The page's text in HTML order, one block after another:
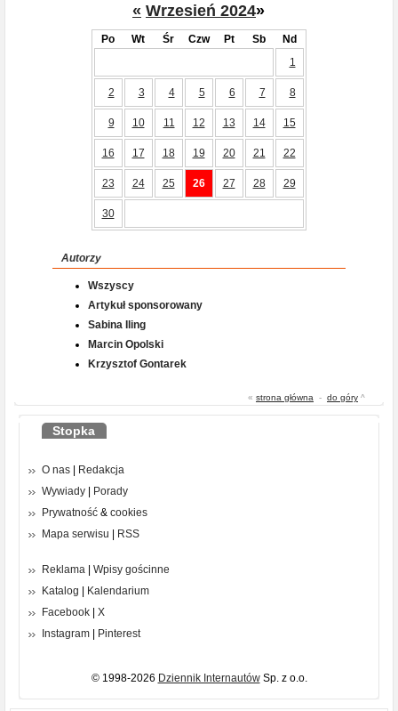
« Wrzesień 2024»
Po Wt Śr Czw Pt Sb
Nd
1
2 3 4 5 6 7 8
9 10 11 12 13 14 15
16 17 18 19 20 21 22
23 24 25 26 27 28 29
30
Autorzy
Wszyscy
Artykuł sponsorowany
Sabina Iling
Marcin Opolski
Krzysztof Gontarek
« strona główna - do góry ^
Stopka
O nas | Redakcja
Wywiady | Porady
Prywatność & cookies
Mapa serwisu | RSS
Reklama | Wpisy gościnne
Katalog | Kalendarium
Facebook | X
Instagram | Pinterest
© 1998-2026 Dziennik InternautówSp. z o.o.